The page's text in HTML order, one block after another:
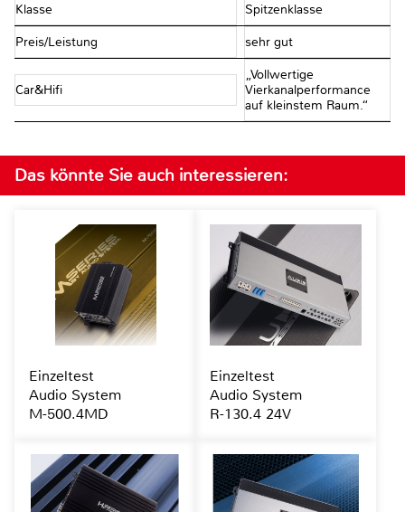
Klasse Spitzenklasse
Preis/Leistung sehr gut
Car&Hifi
„Vollwertige
Vierkanalperformance
auf kleinstem Raum.“
Das könnte Sie auch interessieren:
Einzeltest
Audio System
M-500.4MD
Einzeltest
Audio System
R-130.4 24V